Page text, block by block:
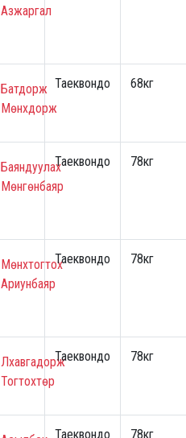
Азжаргал
Батдорж
Мөнхдорж
Таеквондо 68кг
Баяндуулах
Мөнгөнбаяр
Таеквондо 78кг
Мөнхтогтох
Ариунбаяр
Таеквондо 78кг
Лхавгадорж
Тогтохтөр
Таеквондо 78кг
Таеквондо 78кг